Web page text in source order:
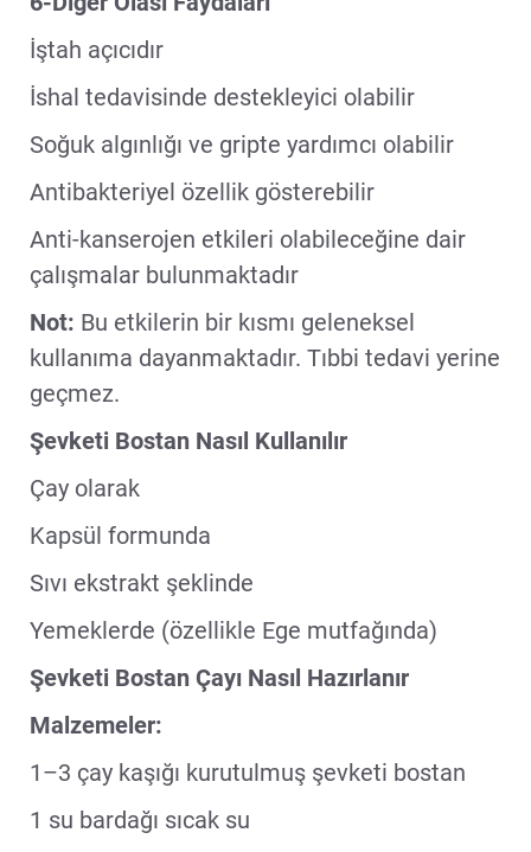
İştah açıcıdır
İshal tedavisinde destekleyici olabilir
Soğuk algınlığı ve gripte yardımcı olabilir
Antibakteriyel özellik gösterebilir
Anti-kanserojen etkileri olabileceğine dair
çalışmalar bulunmaktadır
Not: Bu etkilerin bir kısmı geleneksel
kullanıma dayanmaktadır. Tıbbi tedavi yerine
geçmez.
Şevketi Bostan Nasıl Kullanılır
Çay olarak
Kapsül formunda
Sıvı ekstrakt şeklinde
Yemeklerde (özellikle Ege mutfağında)
Şevketi Bostan Çayı Nasıl Hazırlanır
Malzemeler:
1–3 çay kaşığı kurutulmuş şevketi bostan
1 su bardağı sıcak su